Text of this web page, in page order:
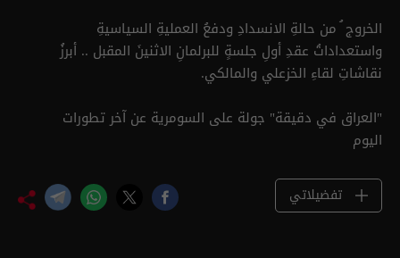
الخروج ُ من حالةِ الانسدادِ ودفعُ العمليةِ السياسيةِ
واستعداداتُ عقدِ أولِ جلسةٍ للبرلمانِ الاثنينَ المقبل .. أبرزُ
نقاشاتِ لقاءِ الخزعلي والمالكي.
"العراق في دقيقة" جولة على السومرية عن آخر تطورات
اليوم
تفضيلاتي